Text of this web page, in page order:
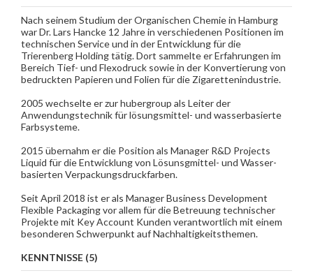
Nach seinem Studium der Organischen Chemie in Hamburg
war Dr. Lars Hancke 12 Jahre in verschiedenen Positionen im
technischen Service und in der Entwicklung für die
Trierenberg Holding tätig. Dort sammelte er Erfahrungen im
Bereich Tief- und Flexodruck sowie in der Konvertierung von
bedruckten Papieren und Folien für die Zigarettenindustrie.
2005 wechselte er zur hubergroup als Leiter der
Anwendungstechnik für lösungsmittel- und wasserbasierte
Farbsysteme.
2015 übernahm er die Position als Manager R&D Projects
Liquid für die Entwicklung von Lösunsgmittel- und Wasser-
basierten Verpackungsdruckfarben.
Seit April 2018 ist er als Manager Business Development
Flexible Packaging vor allem für die Betreuung technischer
Projekte mit Key Account Kunden verantwortlich mit einem
besonderen Schwerpunkt auf Nachhaltigkeitsthemen.
KENNTNISSE (5)